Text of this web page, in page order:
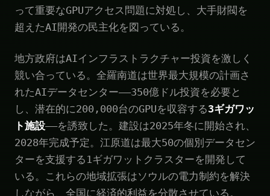
って重要なGPUアクセス問題に対処し、大手財閥を
超えたAI開発の民主化を図っている。
地方政府はAIインフラストラクチャー投資を激しく
競い合っている。全羅南道は世界最大規模の計画さ
れたAIデータセンター——350億ドル投資を必要と
し、潜在的に200,000台のGPUを収容する3ギガワッ
ト施設——を誘致した。建設は2025年冬に開始され、
2028年完成予定。江原道は最大50の個別データセン
ターを支援する1ギガワットクラスターを開発して
いる。これらの地域拡張はソウルの電力制約を解決
しながら、全国に経済的利益を分散させている。